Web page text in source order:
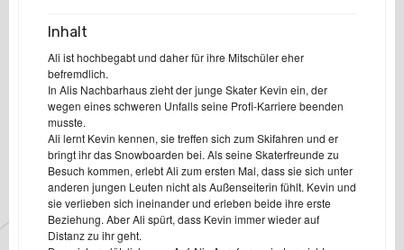
Inhalt
Ali ist hochbegabt und daher für ihre Mitschüler eher
befremdlich.
In Alis Nachbarhaus zieht der junge Skater Kevin ein, der
wegen eines schweren Unfalls seine Profi-Karriere beenden
musste.
Ali lernt Kevin kennen, sie treffen sich zum Skifahren und er
bringt ihr das Snowboarden bei. Als seine Skaterfreunde zu
Besuch kommen, erlebt Ali zum ersten Mal, dass sie sich unter
anderen jungen Leuten nicht als Außenseiterin fühlt. Kevin und
sie verlieben sich ineinander und erleben beide ihre erste
Beziehung. Aber Ali spürt, dass Kevin immer wieder auf
Distanz zu ihr geht.